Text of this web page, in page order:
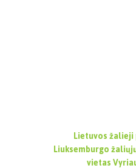
Lietuvos
Liuksemburgo
vietas